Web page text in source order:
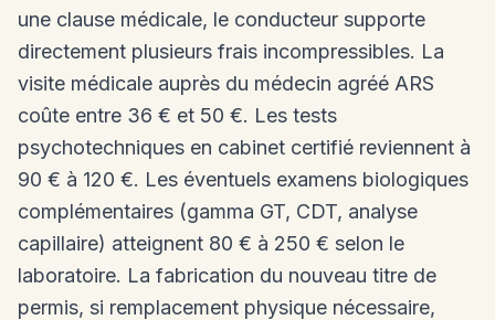
une clause médicale, le conducteur supporte
directement plusieurs frais incompressibles. La
visite médicale auprès du médecin agréé ARS
coûte entre 36 € et 50 €. Les tests
psychotechniques en cabinet certifié reviennent à
90 € à 120 €. Les éventuels examens biologiques
complémentaires (gamma GT, CDT, analyse
capillaire) atteignent 80 € à 250 € selon le
laboratoire. La fabrication du nouveau titre de
permis, si remplacement physique nécessaire,